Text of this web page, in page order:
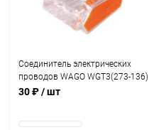
Соединитель электрических
проводов WAGO WGT3(273-136)
соединение 3 проводов 1.6-2
30 ₽/ шт